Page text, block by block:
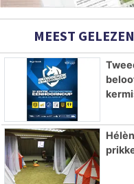
MEEST GELEZEN